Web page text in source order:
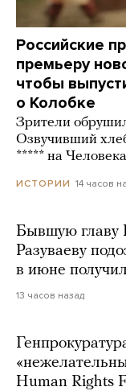
Российские
премьеру
чтобы
о Колобке
Зрители
Озвучивший
***** на
ИСТОРИИ 14 часов
Бывшую главу
Разуваеву
в июне
13 часов назад
Human Rights